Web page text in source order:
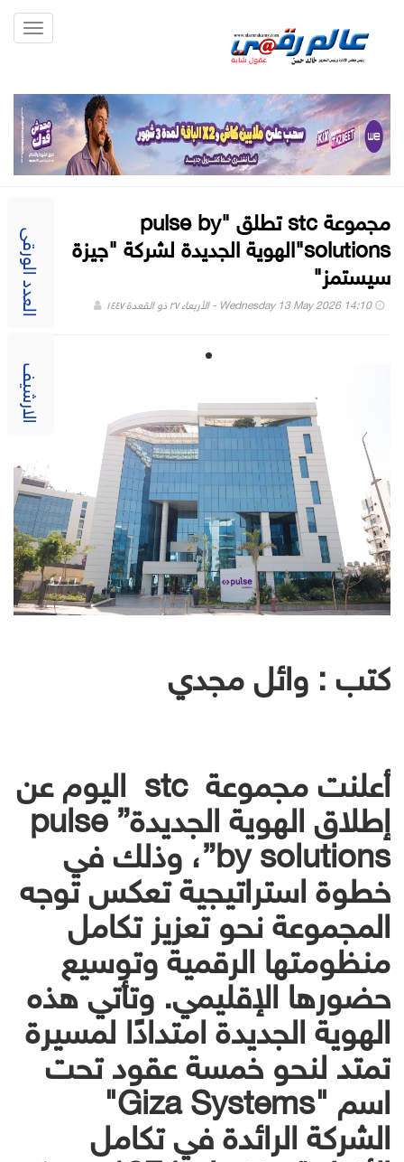
العدد الورقى
الارشيف
مجموعة stc تطلق "pulse by
solutions"الهوية الجديدة لشركة "جيزة
سيستمز"
Wednesday 13 May 2026 14:10 - الأربعاء ٢٧ ذو القعدة ١٤٤٧
كتب : وائل مجدي
أعلنت مجموعة stc اليوم عن
إطلاق الهوية الجديدة” pulse
by solutions”، وذلك في
خطوة استراتيجية تعكس توجه
المجموعة نحو تعزيز تكامل
منظومتها الرقمية وتوسيع
حضورها الإقليمي. وتأتي هذه
الهوية الجديدة امتدادًا لمسيرة
تمتد لنحو خمسة عقود تحت
اسم "Giza Systems"
الشركة الرائدة في تكامل